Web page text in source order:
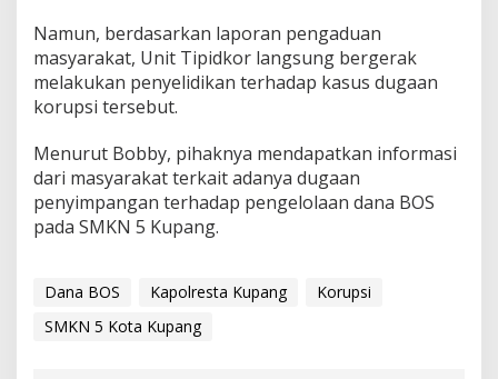
Namun, berdasarkan laporan pengaduan
masyarakat, Unit Tipidkor langsung bergerak
melakukan penyelidikan terhadap kasus dugaan
korupsi tersebut.
Menurut Bobby, pihaknya mendapatkan informasi
dari masyarakat terkait adanya dugaan
penyimpangan terhadap pengelolaan dana BOS
pada SMKN 5 Kupang.
Dana BOS Kapolresta Kupang
Korupsi
SMKN 5 Kota Kupang